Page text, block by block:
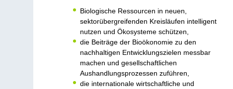
Biologische Ressourcen in neuen,
sektorübergreifenden Kreisläufen intelligent
nutzen und Ökosysteme schützen,
die Beiträge der Bioökonomie zu den
nachhaltigen Entwicklungszielen messbar
machen und gesellschaftlichen
Aushandlungsprozessen zuführen,
die internationale wirtschaftliche und